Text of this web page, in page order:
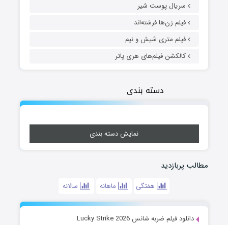
سریال پوست شیر
فیلم زن‌ها فرشته‌اند
فیلم متری شیش و نیم
کالکشن فیلم‌های هری پاتر
دسته بندی
نمایش دسته بندی
مطالب پربازدید
هفتگی ماهانه سالانه
دانلود فیلم ضربه شانس Lucky Strike 2026